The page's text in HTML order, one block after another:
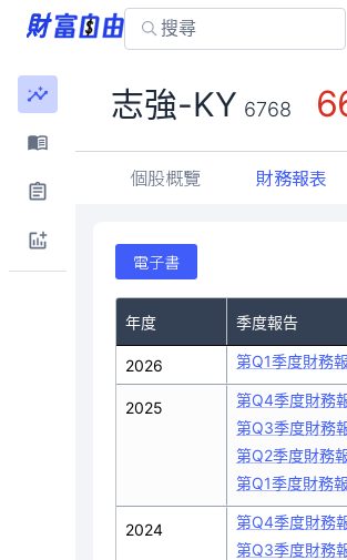
志強-KY 6768
個股概覽 財務報表
電子書
年度 季度報告
2026
2025
2024
第Q1季度財務
第Q4季度財務
第Q3季度財務
第Q2季度財務
第Q1季度財務
第Q4季度財務
第Q3季度財務